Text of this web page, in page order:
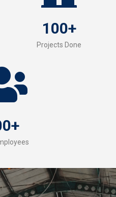
100+
Projects Done
+